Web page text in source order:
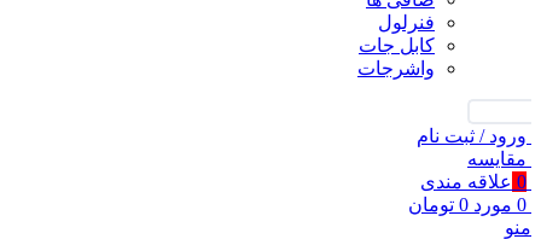
فنرلول
کابل جات
واشرجات
ورود / ثبت نام
مقايسه
0 علاقه مندی
0 مورد 0 تومان
منو